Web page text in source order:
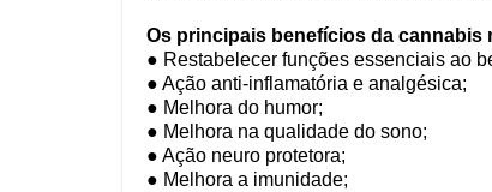
Os principais benefícios da cannabis
● Restabelecer funções essenciais ao
● Ação anti-inflamatória e analgésica;
● Melhora do humor;
● Melhora na qualidade do sono;
● Ação neuro protetora;
● Melhora a imunidade;